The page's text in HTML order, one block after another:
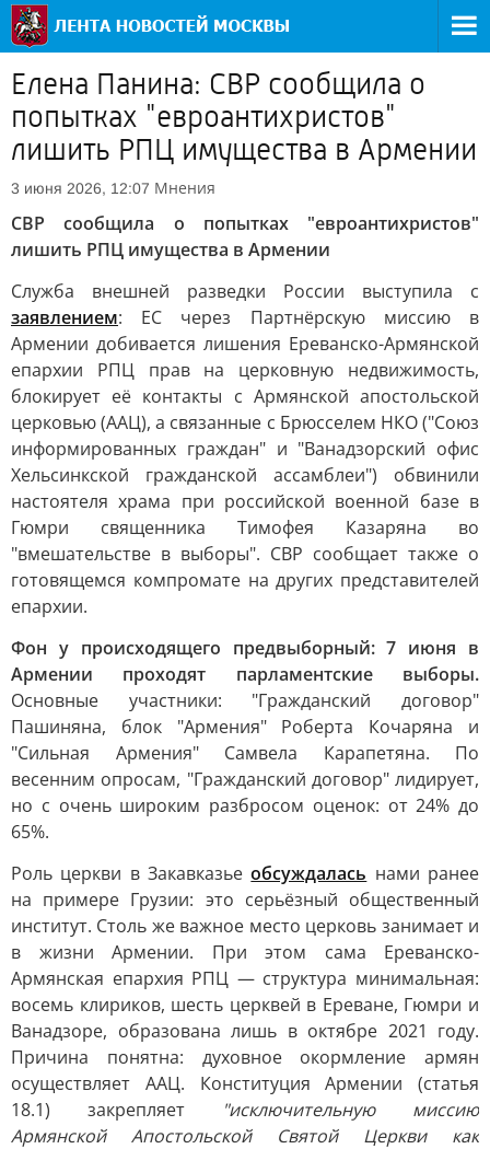
Елена Панина: СВР сообщила о
попытках "евроантихристов"
лишить РПЦ имущества в Армении
3 июня 2026, 12:07 Мнения
СВР сообщила о попытках "евроантихристов"
лишить РПЦ имущества в Армении
Служба внешней разведки России выступила с
заявлением: ЕС через Партнёрскую миссию в
Армении добивается лишения Ереванско-Армянской
епархии РПЦ прав на церковную недвижимость,
блокирует её контакты с Армянской апостольской
церковью (ААЦ), а связанные с Брюсселем НКО ("Союз
информированных граждан" и "Ванадзорский офис
Хельсинкской гражданской ассамблеи") обвинили
настоятеля храма при российской военной базе в
Гюмри священника Тимофея Казаряна во
"вмешательстве в выборы". СВР сообщает также о
готовящемся компромате на других представителей
епархии.
Фон у происходящего предвыборный: 7 июня в
Армении проходят парламентские выборы.
Основные участники: "Гражданский договор"
Пашиняна, блок "Армения" Роберта Кочаряна и
"Сильная Армения" Самвела Карапетяна. По
весенним опросам, "Гражданский договор" лидирует,
но с очень широким разбросом оценок: от 24% до
65%.
Роль церкви в Закавказьеобсуждалась нами ранее
на примере Грузии: это серьёзный общественный
институт. Столь же важное место церковь занимает и
в жизни Армении. При этом сама Ереванско-
Армянская епархия РПЦ — структура минимальная:
восемь клириков, шесть церквей в Ереване, Гюмри и
Ванадзоре, образована лишь в октябре 2021 году.
Причина понятна: духовное окормление армян
осуществляет ААЦ. Конституция Армении (статья
18.1) закрепляет
"исключительную миссию
Армянской Апостольской Святой Церкви как